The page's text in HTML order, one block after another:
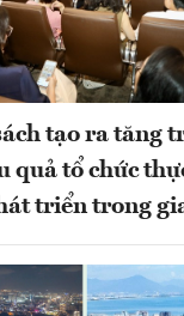
tạo ra tăng
quả tổ chức
triển trong